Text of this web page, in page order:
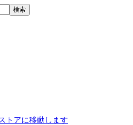
トアに移動します